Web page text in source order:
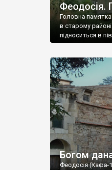
Феодосія.
Головна памятка
в старому
підноситься в
Богом
Феодосія (Кафа-